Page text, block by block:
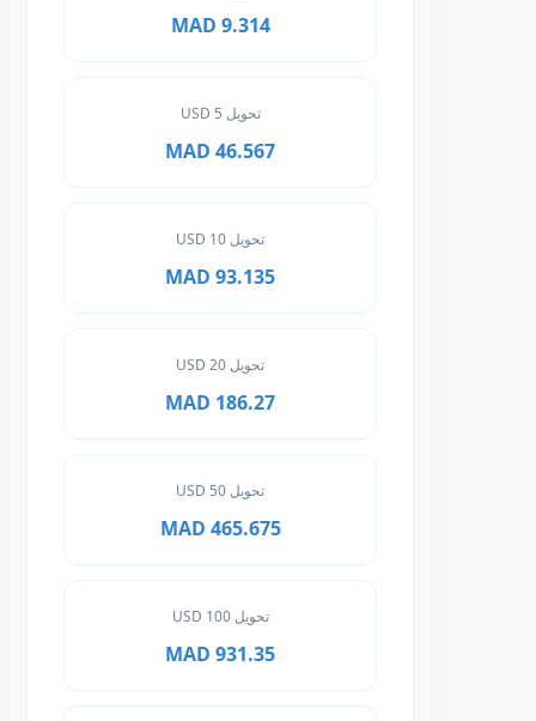
9.314 MAD
تحويل 5 USD
46.567 MAD
93.135 MAD
186.27 MAD
465.675 MAD
تحويل 100 USD
931.35 MAD